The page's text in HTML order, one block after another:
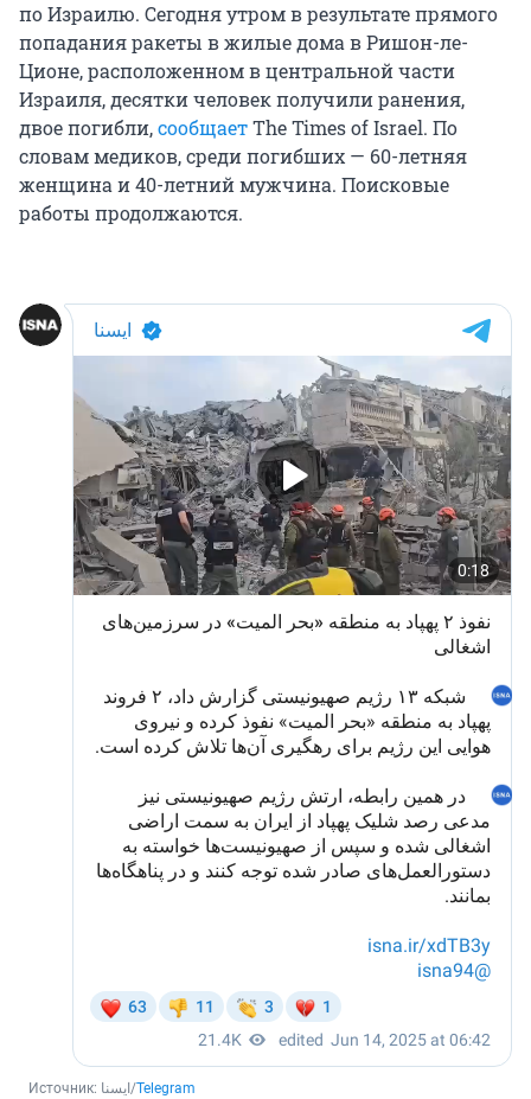
по Израилю. Сегодня утром в результате прямого
попадания ракеты в жилые дома в Ришон-ле-
Ционе, расположенном в центральной части
Израиля, десятки человек получили ранения,
двое погибли,сообщаетThe Times of Israel. По
словам медиков, среди погибших — 60-летняя
женщина и 40-летний мужчина. Поисковые
работы продолжаются.
Источник: ایسنا/Telegram